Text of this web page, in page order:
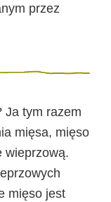
przez
Ja tym razem
mięsa, mięso
wieprzową.
mięso jest